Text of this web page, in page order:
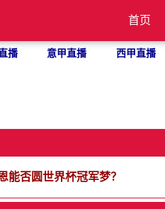
首页
播 意甲直播 西甲直播
能否圆世界杯冠军梦？